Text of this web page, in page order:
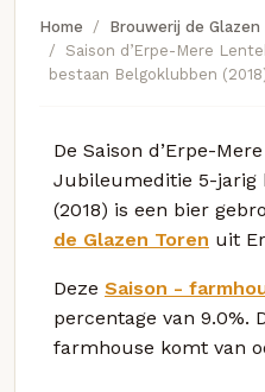
Home
Brouwerij de Glazen
Saison d’Erpe-Mere
bestaan Belgoklubben
De Saison d’Erpe-
Jubileumeditie 5-jarig
(2018) is een bier
de Glazen Toren uit
Deze Saison -
percentage van 9.0%.
farmhouse komt van